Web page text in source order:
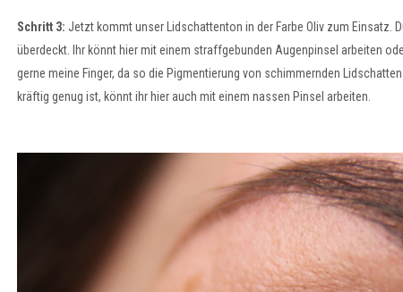
Schritt 3: Jetzt kommt unser Lidschattenton in der Farbe Oliv zum
überdeckt. Ihr könnt hier mit einem straffgebunden Augenpinsel arbeiten
gerne meine Finger, da so die Pigmentierung von schimmernden
kräftig genug ist, könnt ihr hier auch mit einem nassen Pinsel arbeiten.